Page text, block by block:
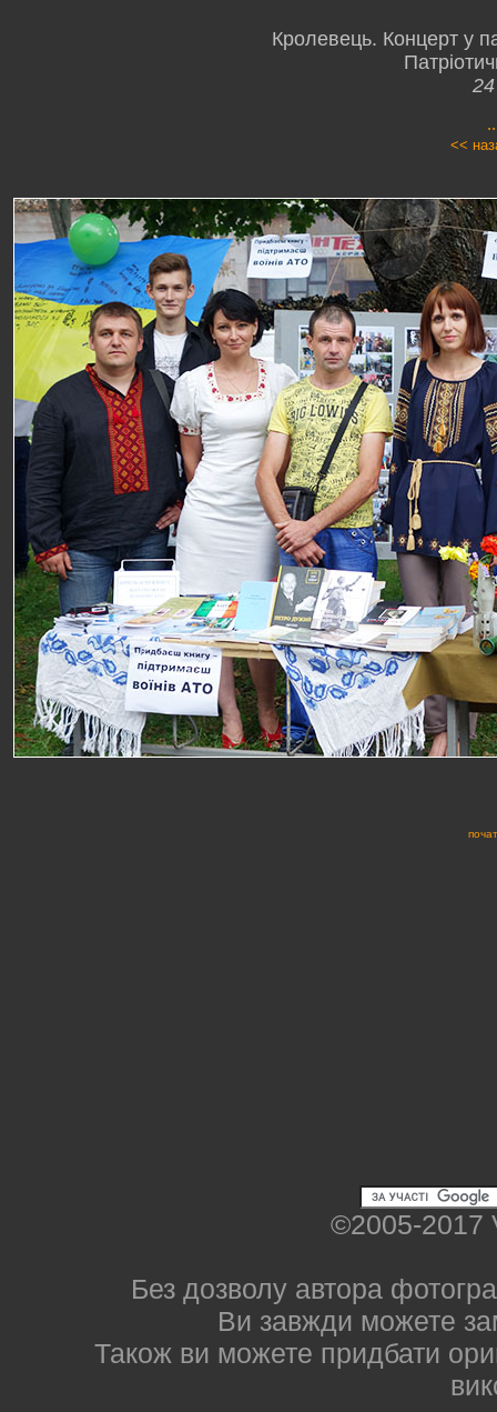
Кролевець. Концерт у
<<
©2005-2017
Без дозволу автора
Ви завжди можете
Також ви можете придбати